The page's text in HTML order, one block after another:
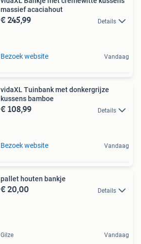
massief acaciahout
€ 245,99 Details
Bezoek website Vandaag
vidaXL Tuinbank met donkergrijze
kussens bamboe
€ 108,99 Details
Bezoek website Vandaag
pallet houten bankje
€ 20,00 Details
Gilze Vandaag